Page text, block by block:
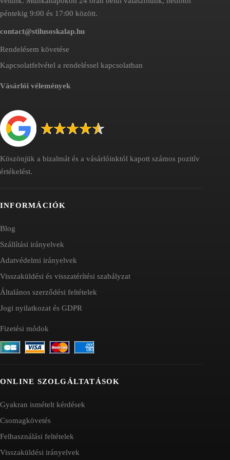
péntekig 9:00 és 17:00 között.
contact@stilusoskalap.hu
Rendelésem követése
Kapcsolatfelvétel a rendeléssel kapcsolatban
Vásárlói vélemények
Köszönjük a bizalmát és a vásárlóinktól kapott számos pozitív
értékelést.
INFORMÁCIÓK
Blog
Szállítási irányelvek
Adatvédelmi irányelvek
Visszaküldési és visszatérítési szabályzat
Általános szerződési feltételek
Jogi nyilatkozat és GDPR
Fizetési módok
ONLINE SZOLGÁLTATÁSOK
Gyakran ismételt kérdések
Csomagkövetés
Felhasználási feltételek
Visszaküldési irányelvek